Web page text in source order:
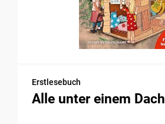
Erstlesebuch
Alle unter einem Dach